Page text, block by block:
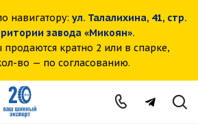
навигатору: ул. Талалихина, 41, стр.
завода «Микоян».
кратно 2 или в спарке,
во — по согласованию.